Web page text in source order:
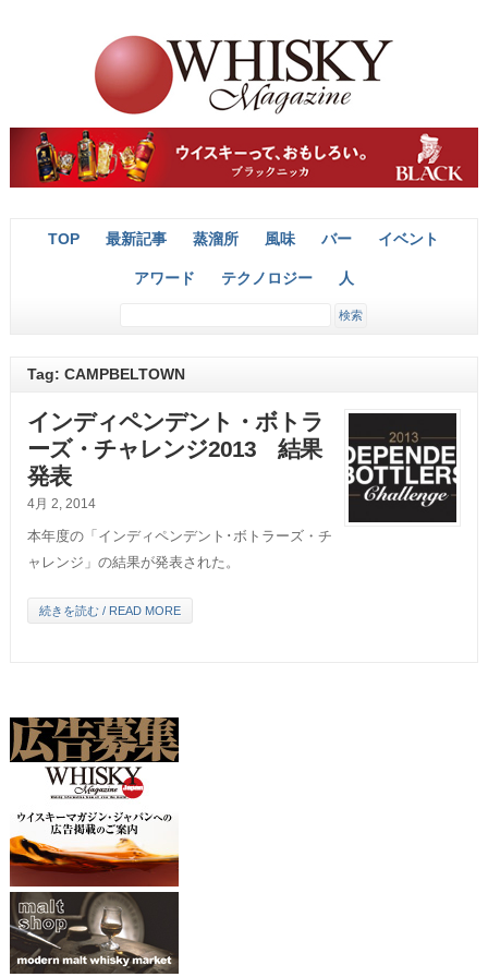
TOP 最新記事 蒸溜所 風味 バー イベント
アワード テクノロジー 人
Tag: CAMPBELTOWN
インディペンデント・ボトラ
ーズ・チャレンジ2013 結果
発表
4月 2, 2014
本年度の「インディペンデント･ボトラーズ・チ
ャレンジ」の結果が発表された。
続きを読む / READ MORE